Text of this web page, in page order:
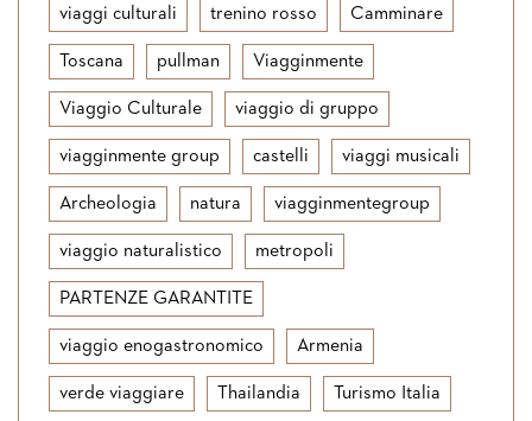
viaggi culturali trenino rosso Camminare
Toscana pullman Viagginmente
Viaggio Culturale viaggio di gruppo
viagginmente group castelli viaggi musicali
Archeologia natura viagginmentegroup
viaggio naturalistico metropoli
PARTENZE GARANTITE
viaggio enogastronomico Armenia
verde viaggiare Thailandia Turismo Italia